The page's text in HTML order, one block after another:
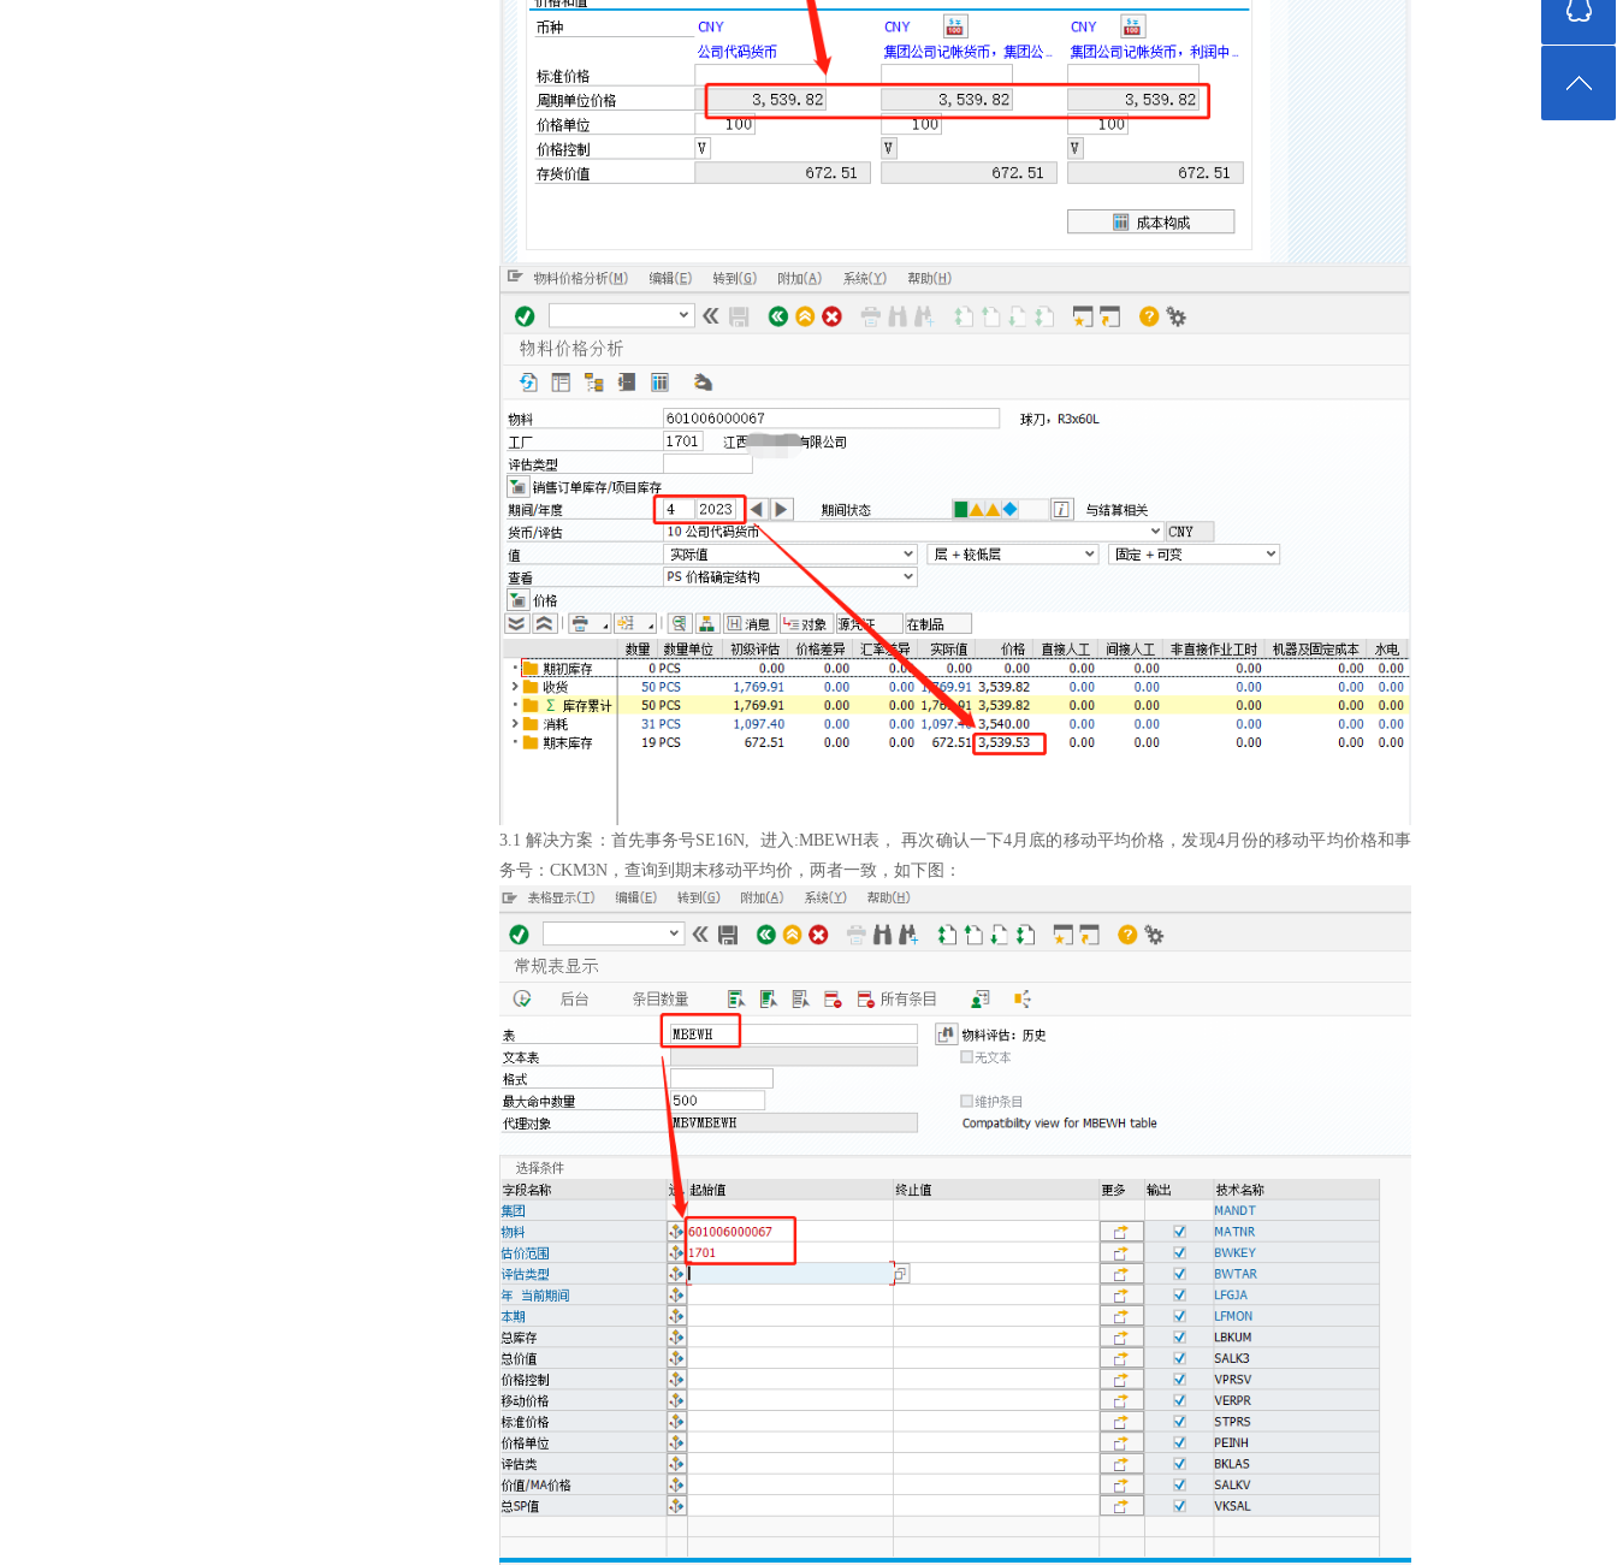
3.1 解决方案：首先事务号SE16N, 进入:MBEWH表， 再次确认一下4月底的移动平均价格，发现4月份的移动平均价格和事
务号：CKM3N，查询到期末移动平均价，两者一致，如下图：